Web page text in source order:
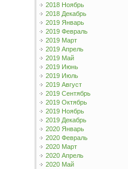
2018 Ноябрь
2018 Декабрь
2019 Январь
2019 Февраль
2019 Март
2019 Апрель
2019 Май
2019 Июнь
2019 Июль
2019 Август
2019 Сентябрь
2019 Октябрь
2019 Ноябрь
2019 Декабрь
2020 Январь
2020 Февраль
2020 Март
2020 Апрель
2020 Май